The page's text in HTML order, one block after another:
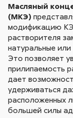
Масляный
(МКЭ)
модификацию
растворителя
натуральные
Это позволяет
прилипаемость
дает
удерживаться
расположенных
большей силы